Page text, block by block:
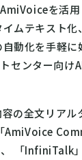
を活
ムテキスト化
動化を手軽に
センター向け
の全文リアル
AmiVoice
「InfiniTalk